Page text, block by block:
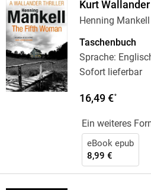
Kurt
Henning Mankell
Taschenbuch
Sprache:
Sofort lieferbar
16,49 €*
Ein weiteres
eBook epub
8,99 €